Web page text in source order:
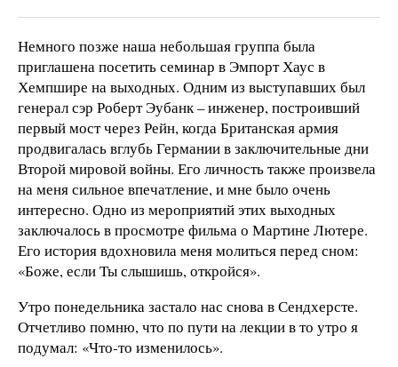
Немного позже наша небольшая группа была
приглашена посетить семинар в Эмпорт Хаус в
Хемпшире на выходных. Одним из выступавших был
генерал сэр Роберт Эубанк – инженер, построивший
первый мост через Рейн, когда Британская армия
продвигалась вглубь Германии в заключительные дни
Второй мировой войны. Его личность также произвела
на меня сильное впечатление, и мне было очень
интересно. Одно из мероприятий этих выходных
заключалось в просмотре фильма о Мартине Лютере.
Его история вдохновила меня молиться перед сном:
«Боже, если Ты слышишь, откройся».
Утро понедельника застало нас снова в Сендхерсте.
Отчетливо помню, что по пути на лекции в то утро я
подумал: «Что-то изменилось».